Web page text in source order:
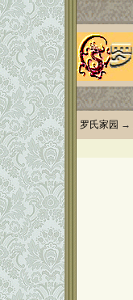
罗氏家园 →